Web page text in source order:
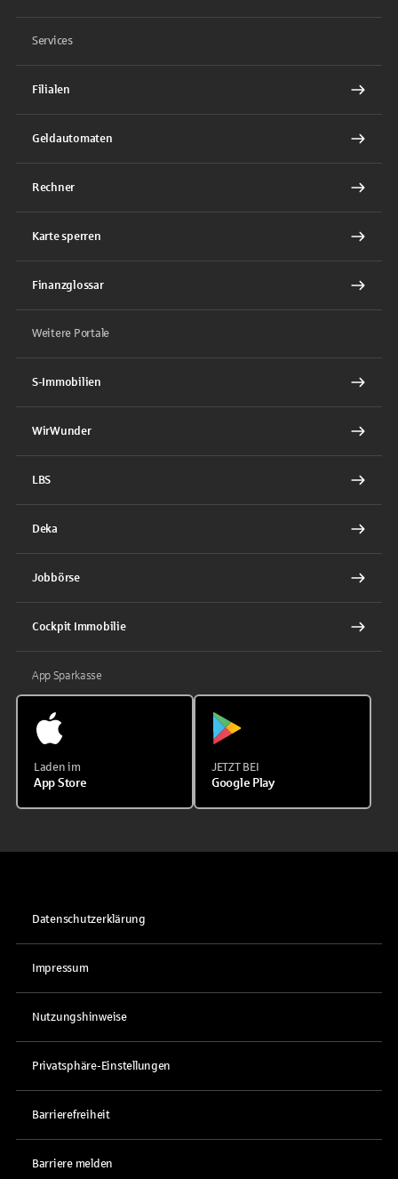
Services
Filialen
Geldautomaten
Rechner
Karte sperren
Finanzglossar
Weitere Portale
S-Immobilien
WirWunder
LBS
Deka
Jobbörse
Cockpit Immobilie
App Sparkasse
Laden im
App Store
JETZT BEI
Google Play
Datenschutzerklärung
Impressum
Nutzungshinweise
Privatsphäre-Einstellungen
Barrierefreiheit
Barriere melden